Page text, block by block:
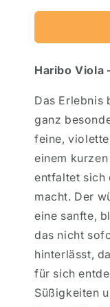
Menge
Haribo
Lakritz
g
Haribo Viola
Das Erlebnis
ganz
feine,
einem
entfaltet sich
macht. Der
eine sanfte,
das nicht
hinterlässt,
für sich
Süßigkeiten